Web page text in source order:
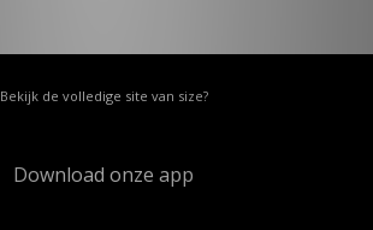
Bekijk de volledige site van size?
Download onze app